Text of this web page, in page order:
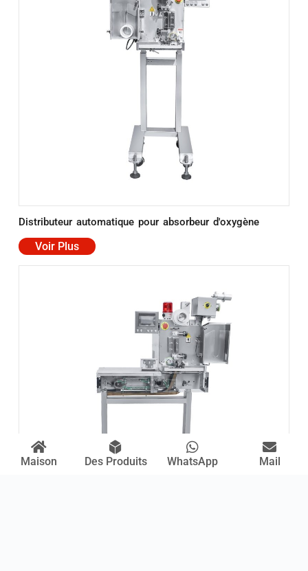
Distributeur automatique pour absorbeur d'oxygène
Voir Plus
Maison Des Produits WhatsApp Mail